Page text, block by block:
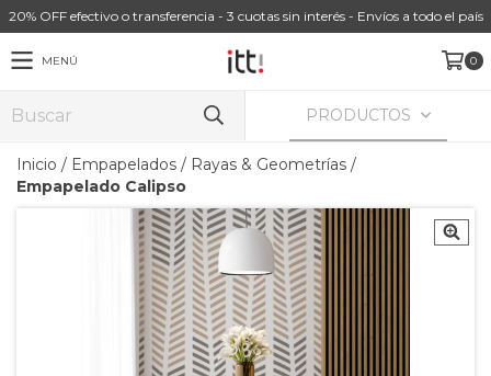
20% OFF efectivo o transferencia - 3 cuotas sin interés - Envíos a todo el país
MENÚ 0
PRODUCTOS
Inicio / Empapelados / Rayas & Geometrías /
Empapelado Calipso